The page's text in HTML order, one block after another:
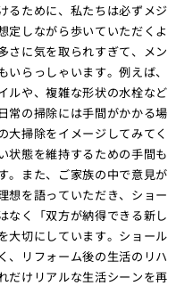
るために、私たちは必ずメジ
定しながら歩いていただくよ
さに気を取られすぎて、メン
らっしゃいます。例えば、
ルや、複雑な形状の水栓など
常の掃除には手間がかかる場
大掃除をイメージしてみてく
状態を維持するための手間も
。また、ご家族の中で意見が
想を語っていただき、ショー
なく「双方が納得できる新し
大切にしています。ショール
、リフォーム後の生活のリハ
だけリアルな生活シーンを再